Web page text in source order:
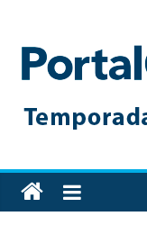
content
Toda
la